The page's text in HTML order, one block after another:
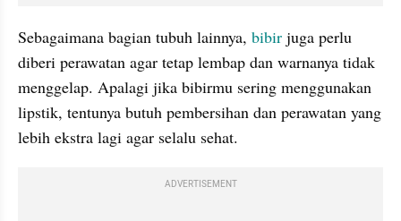
Sebagaimana bagian tubuh lainnya, bibir juga perlu
diberi perawatan agar tetap lembap dan warnanya tidak
menggelap. Apalagi jika bibirmu sering menggunakan
lipstik, tentunya butuh pembersihan dan perawatan yang
lebih ekstra lagi agar selalu sehat.
ADVERTISEMENT